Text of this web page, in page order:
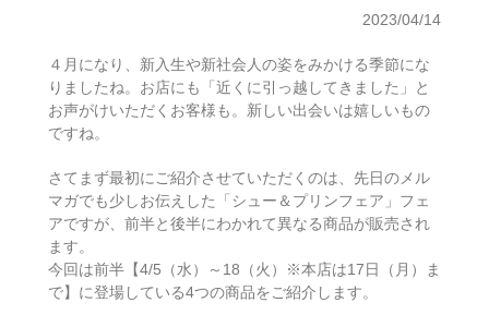
2023/04/14
４月になり、新入生や新社会人の姿をみかける季節にな
りましたね。お店にも「近くに引っ越してきました」と
お声がけいただくお客様も。新しい出会いは嬉しいもの
ですね。
さてまず最初にご紹介させていただくのは、先日のメル
マガでも少しお伝えした「シュー＆プリンフェア」フェ
アですが、前半と後半にわかれて異なる商品が販売され
ます。
今回は前半【4/5（水）～18（火）※本店は17日（月）ま
で】に登場している4つの商品をご紹介します。